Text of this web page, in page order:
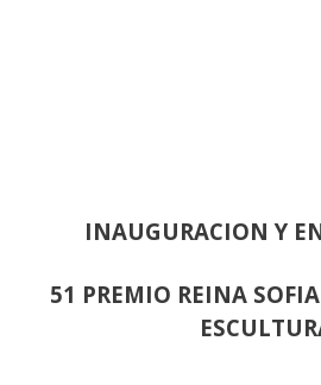
INAUGURACION Y
51 PREMIO REINA